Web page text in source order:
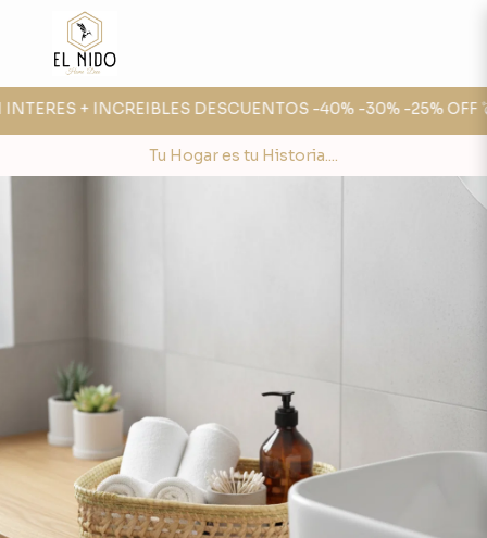
+ INCREIBLES DESCUENTOS -40% -30% -25% OFF 💣
Tu Hogar es tu Historia....